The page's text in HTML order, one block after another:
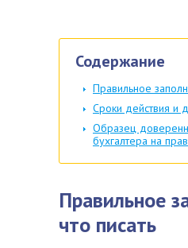
Содержание
Правильное
Сроки действия и
Образец
бухгалтера на
Правильное
что писать